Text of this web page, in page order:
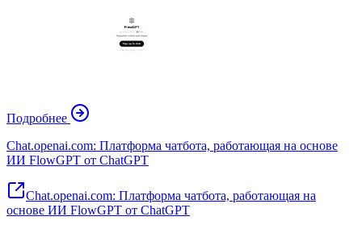
Подробнее
Chat.openai.com: Платформа чатбота, работающая на основе
ИИ FlowGPT от ChatGPT
Chat.openai.com: Платформа чатбота, работающая на
основе ИИ FlowGPT от ChatGPT